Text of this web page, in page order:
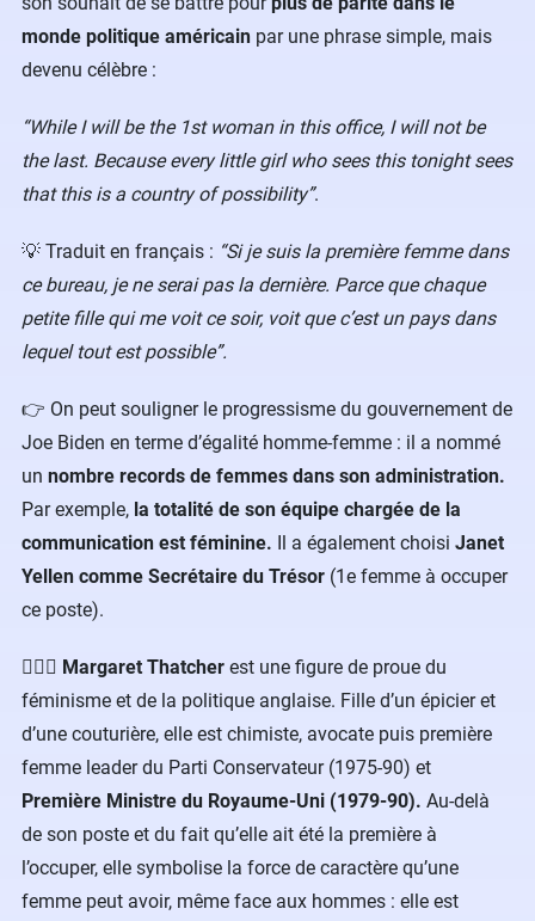
monde politique américain par une phrase simple, mais
devenu célèbre :
“While I will be the 1st woman in this office, I will not be
the last. Because every little girl who sees this tonight sees
that this is a country of possibility”.
💡 Traduit en français : “Si je suis la première femme dans
ce bureau, je ne serai pas la dernière. Parce que chaque
petite fille qui me voit ce soir, voit que c’est un pays dans
lequel tout est possible”.
👉 On peut souligner le progressisme du gouvernement de
Joe Biden en terme d’égalité homme-femme : il a nommé
un nombre records de femmes dans son administration.
Par exemple, la totalité de son équipe chargée de la
communication est féminine. Il a également choisi Janet
Yellen comme Secrétaire du Trésor (1e femme à occuper
ce poste).
🤵🏼‍♀️ Margaret Thatcher est une figure de proue du
féminisme et de la politique anglaise. Fille d’un épicier et
d’une couturière, elle est chimiste, avocate puis première
femme leader du Parti Conservateur (1975-90) et
Première Ministre du Royaume-Uni (1979-90). Au-delà
de son poste et du fait qu’elle ait été la première à
l’occuper, elle symbolise la force de caractère qu’une
femme peut avoir, même face aux hommes : elle est